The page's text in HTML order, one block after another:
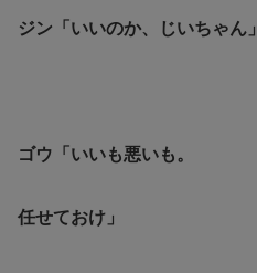
ジン「いいのか、じいちゃん」
ゴウ「いいも悪いも。
任せておけ」